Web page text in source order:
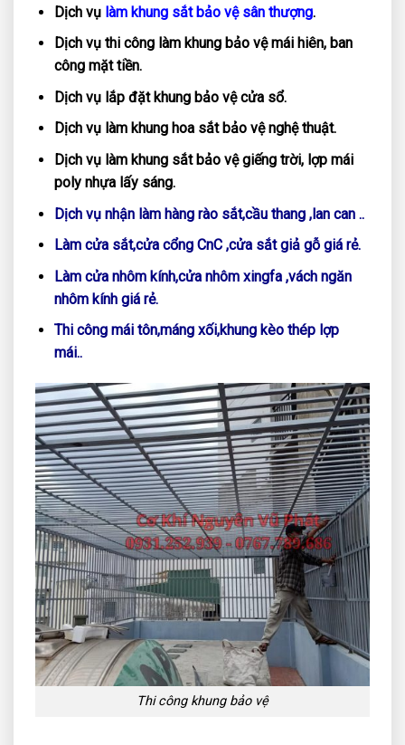
Dịch vụ làm khung sắt bảo vệ sân thượng.
Dịch vụ thi công làm khung bảo vệ mái hiên, ban
công mặt tiền.
Dịch vụ lắp đặt khung bảo vệ cửa sổ.
Dịch vụ làm khung hoa sắt bảo vệ nghệ thuật.
Dịch vụ làm khung sắt bảo vệ giếng trời, lợp mái
poly nhựa lấy sáng.
Dịch vụ nhận làm hàng rào sắt,cầu thang ,lan can ..
Làm cửa sắt,cửa cổng CnC ,cửa sắt giả gỗ giá rẻ.
Làm cửa nhôm kính,cửa nhôm xingfa ,vách ngăn
nhôm kính giá rẻ.
Thi công mái tôn,máng xối,khung kèo thép lợp
mái..
Thi công khung bảo vệ